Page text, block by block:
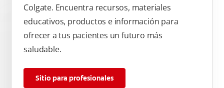
Colgate. Encuentra recursos, materiales
educativos, productos e información para
ofrecer a tus pacientes un futuro más
saludable.
Sitio para profesionales